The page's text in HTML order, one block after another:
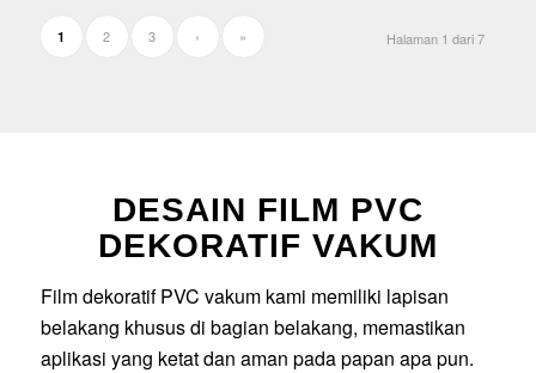
Halaman 1 dari 7
1 2 3 › »
DESAIN FILM PVC
DEKORATIF VAKUM
Film dekoratif PVC vakum kami memiliki lapisan
belakang khusus di bagian belakang, memastikan
aplikasi yang ketat dan aman pada papan apa pun.